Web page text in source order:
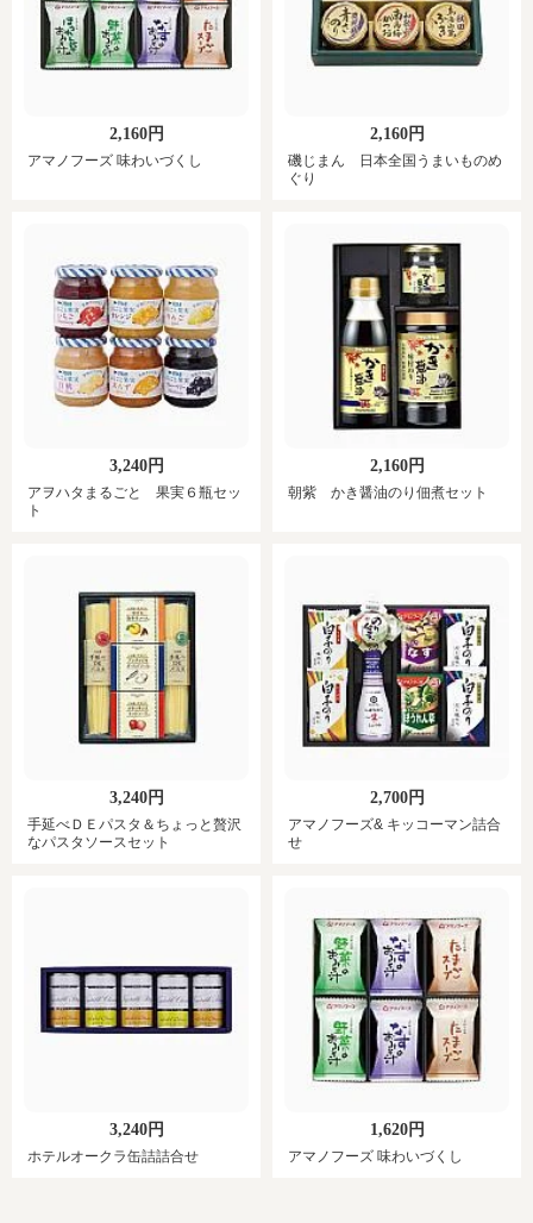
2,160円
アマノフーズ 味わいづくし
2,160円
磯じまん 日本全国うまいものめ
ぐり
3,240円
アヲハタまるごと 果実６瓶セッ
ト
2,160円
朝紫 かき醤油のり佃煮セット
3,240円
手延べＤＥパスタ＆ちょっと贅沢
なパスタソースセット
2,700円
アマノフーズ& キッコーマン詰合
せ
3,240円
ホテルオークラ缶詰詰合せ
1,620円
アマノフーズ 味わいづくし